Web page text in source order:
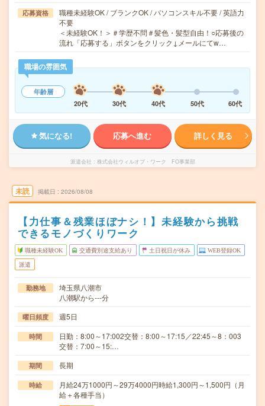
応募資格
職種未経験OK / ブランクOK / パソコンスキル不要 / 英語力
不要
＜未経験OK！＞＃学歴不問＃髪色・髪型自由！○応募後の
流れ「応募する」ボタンをクリック↓メールにてw…
職場の雰囲気
年齢層
20代
30代 40代 50代 60代
気になる! 応募へ進む 詳しく見る
派遣会社 株式会社ウィルオブ・ワーク FO事業部
未読 掲載日 2026/08/08
【力仕事＆残業ほぼナシ！】未経験から挑戦
できるモノづくりワーク
職種未経験OK 交通費別途支給あり 土日祝日が休み WEB登録OK
派遣
勤務地
埼玉県八潮市
八潮駅から---分
曜日頻度 週5日
時間
日勤：8:00～17:002交替：8:00～17:15／22:45～8：003
交替：7:00～15:…
期間 長期
時給
月給24万1000円～29万4000円時給1,300円～1,500円（月
給＋各種手当）